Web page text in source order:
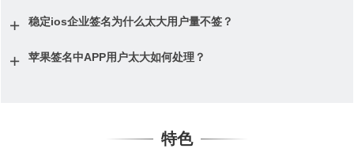
稳定ios企业签名为什么太大用户量不签？
苹果签名中APP用户太大如何处理？
特色